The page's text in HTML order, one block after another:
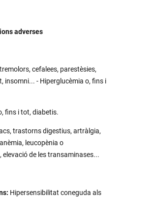
adverses
cefalees, parestèsies,
insomni... - Hiperglucèmia o, fins i
fins i tot, diabetis.
trastorns digestius, artràlgia,
leucopènia o
de les transaminases...
Hipersensibilitat coneguda als